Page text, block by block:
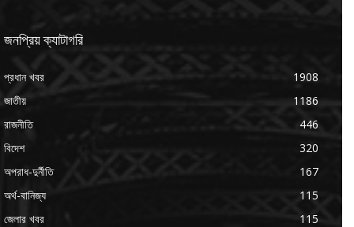
জনপ্রিয় ক্যাটাগরি
প্রধান খবর
1908
জাতীয়
1186
রাজনীতি
446
বিদেশ
320
অপরাধ-দুর্নীতি
167
অর্থ-বানিজ্য
115
জেলার খবর
115